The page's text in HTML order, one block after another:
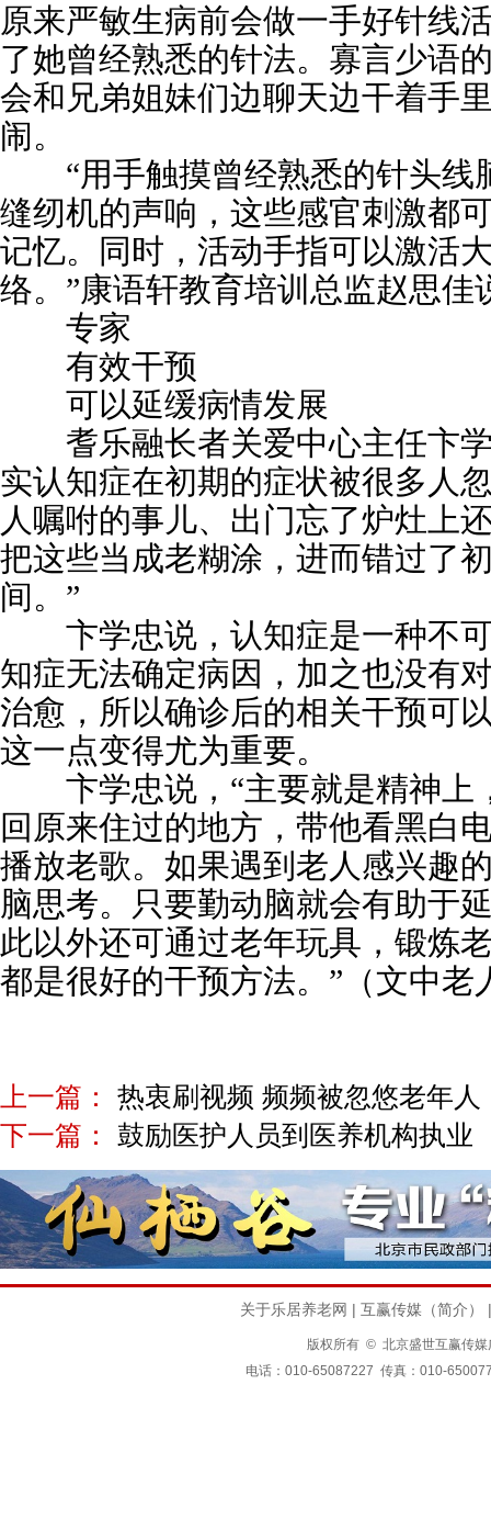
原来严敏生病前会做一手好针线
了她曾经熟悉的针法。寡言少语
会和兄弟姐妹们边聊天边干着手
闹。
“用手触摸曾经熟悉的针头线
缝纫机的声响，这些感官刺激都
记忆。同时，活动手指可以激活
络。”康语轩教育培训总监赵思佳
专家
有效干预
可以延缓病情发展
耆乐融长者关爱中心主任卞学
实认知症在初期的症状被很多人
人嘱咐的事儿、出门忘了炉灶
把这些当成老糊涂，进而错过了
间。”
卞学忠说，认知症是一种不可
知症无法确定病因，加之也没有
治愈，所以确诊后的相关干预可
这一点变得尤为重要。
卞学忠说，“主要就是精神上
回原来住过的地方，带他看黑白
播放老歌。如果遇到老人感兴趣
脑思考。只要勤动脑就会有助于
此以外还可通过老年玩具，锻炼
都是很好的干预方法。”（文中老
上一篇：
热衷刷视频 频频被忽悠老年
下一篇：
鼓励医护人员到医养机构执业
关于乐居养老网 | 互赢传媒（简介）
版权所有 © 北京盛世互赢传
电话：010-65087227 传真：010-